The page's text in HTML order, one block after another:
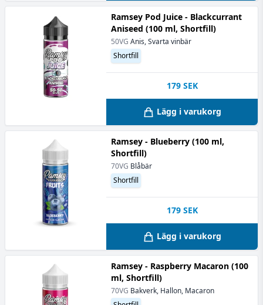
Ramsey Pod Juice - Blackcurrant
Aniseed (100 ml, Shortfill)
50VG Anis, Svarta vinbär
Shortfill
179 SEK
Lägg i varukorg
Ramsey - Blueberry (100 ml,
Shortfill)
70VG Blåbär
Shortfill
179 SEK
Lägg i varukorg
Ramsey - Raspberry Macaron (100
ml, Shortfill)
70VG Bakverk, Hallon, Macaron